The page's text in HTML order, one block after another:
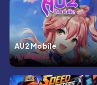
AU2 Mobile
AU2 Mobile